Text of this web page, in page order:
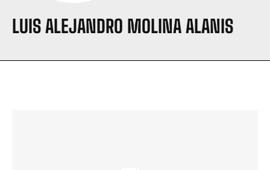
LUIS ALEJANDRO MOLINA ALANIS